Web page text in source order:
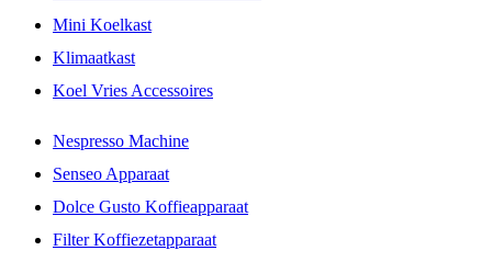
Mini Koelkast
Klimaatkast
Koel Vries Accessoires
Nespresso Machine
Senseo Apparaat
Dolce Gusto Koffieapparaat
Filter Koffiezetapparaat